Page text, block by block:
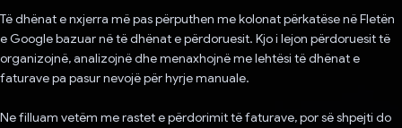
Të dhënat e nxjerra më pas përputhen me kolonat përkatëse në Fletën
e Google bazuar në të dhënat e përdoruesit. Kjo i lejon përdoruesit të
organizojnë, analizojnë dhe menaxhojnë me lehtësi të dhënat e
faturave pa pasur nevojë për hyrje manuale.
Ne filluam vetëm me rastet e përdorimit të faturave, por së shpejti do